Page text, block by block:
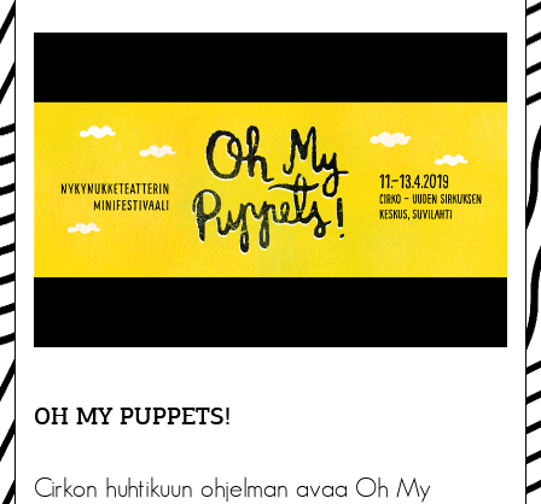
OH MY PUPPETS!
Cirkon huhtikuun ohjelman avaa Oh My